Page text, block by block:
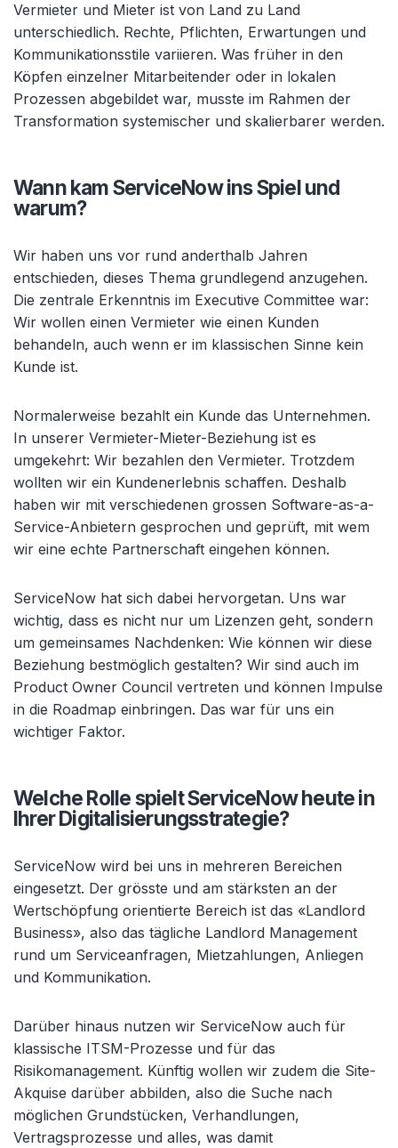
Vermieter und Mieter ist von Land zu Land
unterschiedlich. Rechte, Pflichten, Erwartungen und
Kommunikationsstile variieren. Was früher in den
Köpfen einzelner Mitarbeitender oder in lokalen
Prozessen abgebildet war, musste im Rahmen der
Transformation systemischer und skalierbarer werden.
Wann kam ServiceNow ins Spiel und
warum?
Wir haben uns vor rund anderthalb Jahren
entschieden, dieses Thema grundlegend anzugehen.
Die zentrale Erkenntnis im Executive Committee war:
Wir wollen einen Vermieter wie einen Kunden
behandeln, auch wenn er im klassischen Sinne kein
Kunde ist.
Normalerweise bezahlt ein Kunde das Unternehmen.
In unserer Vermieter-Mieter-Beziehung ist es
umgekehrt: Wir bezahlen den Vermieter. Trotzdem
wollten wir ein Kundenerlebnis schaffen. Deshalb
haben wir mit verschiedenen grossen Software-as-a-
Service-Anbietern gesprochen und geprüft, mit wem
wir eine echte Partnerschaft eingehen können.
ServiceNow hat sich dabei hervorgetan. Uns war
wichtig, dass es nicht nur um Lizenzen geht, sondern
um gemeinsames Nachdenken: Wie können wir diese
Beziehung bestmöglich gestalten? Wir sind auch im
Product Owner Council vertreten und können Impulse
in die Roadmap einbringen. Das war für uns ein
wichtiger Faktor.
Welche Rolle spielt ServiceNow heute in
Ihrer Digitalisierungsstrategie?
ServiceNow wird bei uns in mehreren Bereichen
eingesetzt. Der grösste und am stärksten an der
Wertschöpfung orientierte Bereich ist das «Landlord
Business», also das tägliche Landlord Management
rund um Serviceanfragen, Mietzahlungen, Anliegen
und Kommunikation.
Darüber hinaus nutzen wir ServiceNow auch für
klassische ITSM-Prozesse und für das
Risikomanagement. Künftig wollen wir zudem die Site-
Akquise darüber abbilden, also die Suche nach
möglichen Grundstücken, Verhandlungen,
Vertragsprozesse und alles, was damit